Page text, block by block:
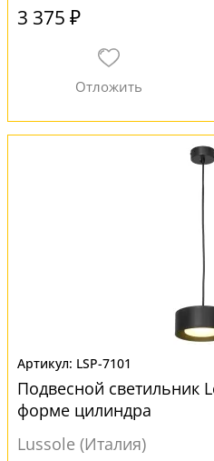
3 375 ₽
LSP-7101
Подвесной светильник
форме цилиндра
Lussole (Италия)